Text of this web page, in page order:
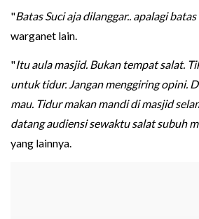
"Batas Suci aja dilanggar.. apalagi
warganet lain.
"Itu aula masjid. Bukan tempat salat.
untuk tidur. Jangan menggiring opini.
mau. Tidur makan mandi di masjid
datang audiensi sewaktu salat subuh
yang lainnya.